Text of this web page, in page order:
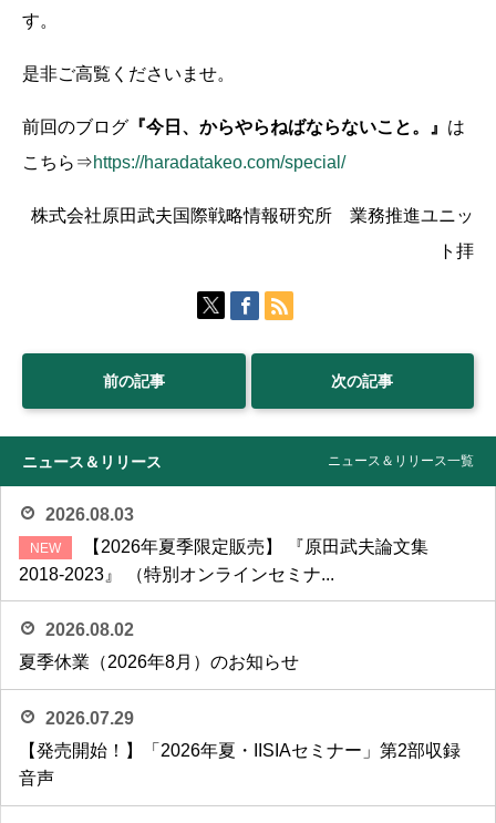
す。
是非ご高覧くださいませ。
前回のブログ 『今日、からやらねばならないこと。』 は
こちら⇒https://haradatakeo.com/special/
株式会社原田武夫国際戦略情報研究所 業務推進ユニッ
ト拝
前の記事 次の記事
ニュース＆リリース ニュース＆リリース一覧
2026.08.03
【2026年夏季限定販売】 『原田武夫論文集
2018-2023』 （特別オンラインセミナ...
2026.08.02
夏季休業（2026年8月）のお知らせ
2026.07.29
【発売開始！】「2026年夏・IISIAセミナー」第2部収録
音声